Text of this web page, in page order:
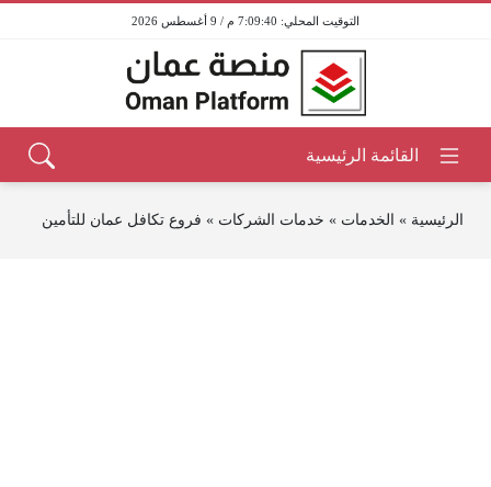
7:09:41 م / 9 أغسطس 2026
الرئيسية » الخدمات » خدمات الشركات » فروع تكافل عمان للتأمين